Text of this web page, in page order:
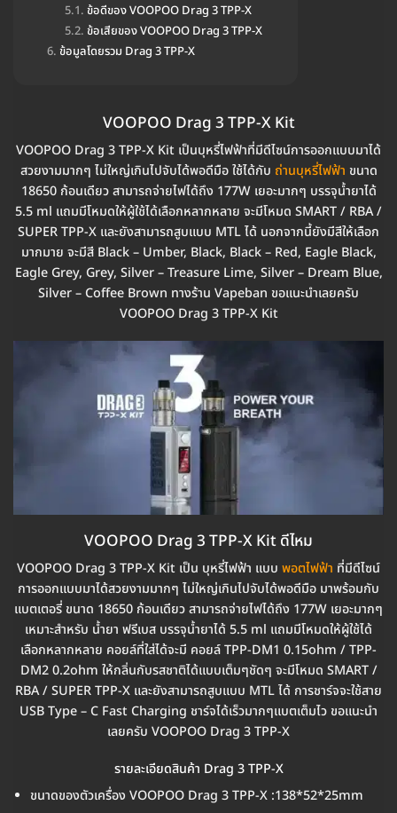
ข้อดีของ VOOPOO Drag 3 TPP-X
ข้อเสียของ VOOPOO Drag 3 TPP-X
ข้อมูลโดยรวม Drag 3 TPP-X
VOOPOO Drag 3 TPP-X Kit
VOOPOO Drag 3 TPP-X Kit เป็นบุหรี่ไฟฟ้าที่มีดีไซน์การออกแบบมาได้
สวยงามมากๆ ไม่ใหญ่เกินไปจับได้พอดีมือ ใช้ได้กับ ถ่านบุหรี่ไฟฟ้า ขนาด
18650 ก้อนเดียว สามารถจ่ายไฟได้ถึง 177W เยอะมากๆ บรรจุน้ำยาได้
5.5 ml แถมมีโหมดให้ผู้ใช้ได้เลือกหลากหลาย จะมีโหมด SMART / RBA /
SUPER TPP-X และยังสามารถสูบแบบ MTL ได้ นอกจากนี้ยังมีสีให้เลือก
มากมาย จะมีสี Black – Umber, Black, Black – Red, Eagle Black,
Eagle Grey, Grey, Silver – Treasure Lime, Silver – Dream Blue,
Silver – Coffee Brown ทางร้าน Vapeban ขอแนะนำเลยครับ
VOOPOO Drag 3 TPP-X Kit
VOOPOO Drag 3 TPP-X Kit ดีไหม
VOOPOO Drag 3 TPP-X Kit เป็น บุหรี่ไฟฟ้า แบบ พอตไฟฟ้า ที่มีดีไซน์
การออกแบบมาได้สวยงามมากๆ ไม่ใหญ่เกินไปจับได้พอดีมือ มาพร้อมกับ
แบตเตอรี่ ขนาด 18650 ก้อนเดียว สามารถจ่ายไฟได้ถึง 177W เยอะมากๆ
เหมาะสำหรับ น้ำยา ฟรีเบส บรรจุน้ำยาได้ 5.5 ml แถมมีโหมดให้ผู้ใช้ได้
เลือกหลากหลาย คอยล์ที่ใส่ได้จะมี คอยล์ TPP-DM1 0.15ohm / TPP-
DM2 0.2ohm ให้กลิ่นกับรสชาติได้แบบเต็มๆชัดๆ จะมีโหมด SMART /
RBA / SUPER TPP-X และยังสามารถสูบแบบ MTL ได้ การชาร์จจะใช้สาย
USB Type – C Fast Charging ชาร์จได้เร็วมากๆแบตเต็มไว ขอแนะนำ
เลยครับ VOOPOO Drag 3 TPP-X
รายละเอียดสินค้า Drag 3 TPP-X
ขนาดของตัวเครื่อง VOOPOO Drag 3 TPP-X :138*52*25mm